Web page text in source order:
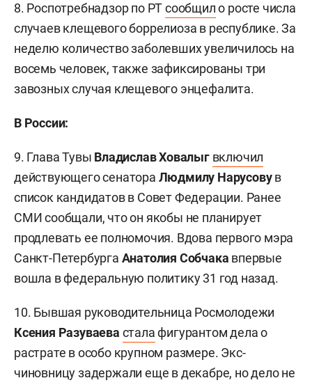
8. Роспотребнадзор по РТсообщило росте числа
случаев клещевого боррелиоза в республике. За
неделю количество заболевших увеличилось на
восемь человек, также зафиксированы три
завозных случая клещевого энцефалита.
В России:
9. Глава Тувы Владислав Ховалыг включил
действующего сенатора Людмилу Нарусовув
список кандидатов в Совет Федерации. Ранее
СМИ сообщали, что он якобы не планирует
продлевать ее полномочия. Вдова первого мэра
Санкт-Петербурга Анатолия Собчака впервые
вошла в федеральную политику 31 год назад.
10. Бывшая руководительница Росмолодежи
Ксения Разуваева стала фигурантом дела о
растрате в особо крупном размере. Экс-
чиновницу задержали еще в декабре, но дело не